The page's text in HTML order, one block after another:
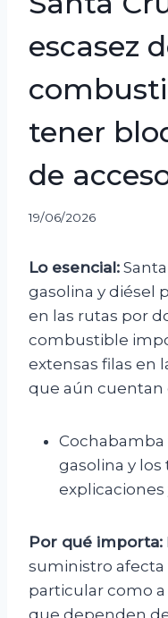
escasez
tener
de
19/06/2026
Lo esencial:
gasolina y diésel
en las rutas por
combustible
extensas filas en
que aún cuentan
gasolina y
explicaciones
Por qué importa:
suministro
particular como